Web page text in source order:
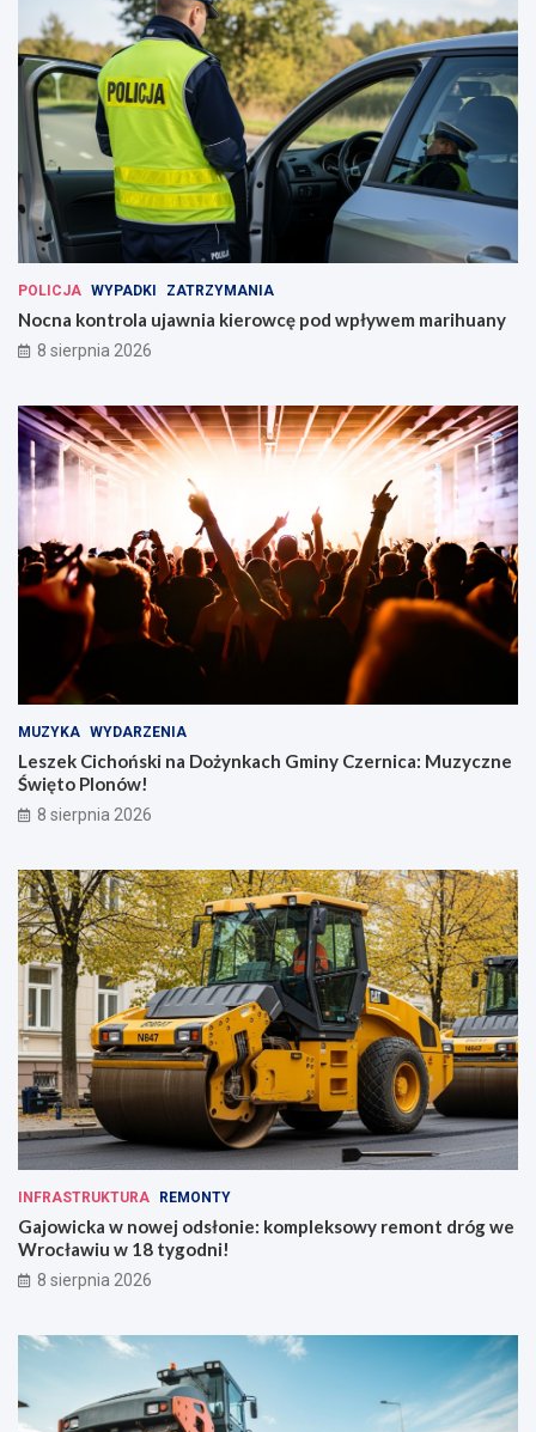
POLICJA WYPADKI ZATRZYMANIA
Nocna kontrola ujawnia kierowcę pod wpływem marihuany
8 sierpnia 2026
MUZYKA WYDARZENIA
Leszek Cichoński na Dożynkach Gminy Czernica: Muzyczne
Święto Plonów!
8 sierpnia 2026
INFRASTRUKTURA REMONTY
Gajowicka w nowej odsłonie: kompleksowy remont dróg we
Wrocławiu w 18 tygodni!
8 sierpnia 2026